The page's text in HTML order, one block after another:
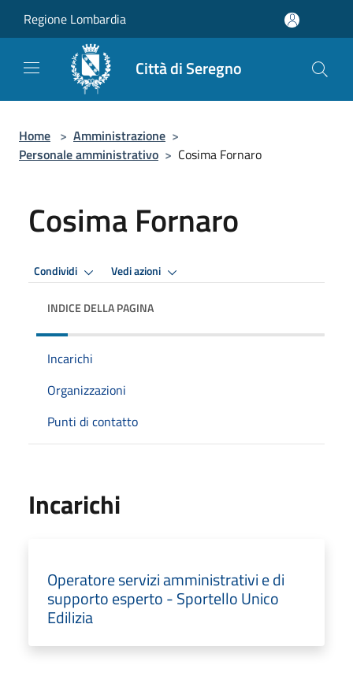
Regione Lombardia
Città di Seregno
Home > Amministrazione >
Personale amministrativo > Cosima Fornaro
Cosima Fornaro
Condividi Vedi azioni
INDICE DELLA PAGINA
Incarichi
Organizzazioni
Punti di contatto
Incarichi
Operatore servizi amministrativi e di
supporto esperto - Sportello Unico
Edilizia